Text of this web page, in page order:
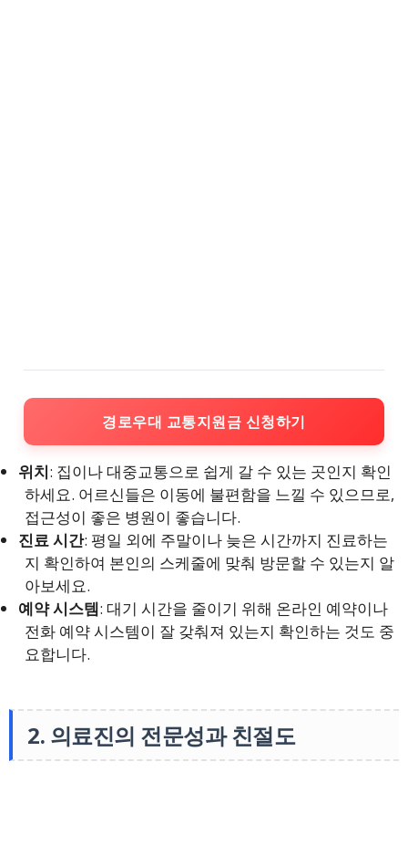
경로우대 교통지원금 신청하기
위치: 집이나 대중교통으로 쉽게 갈 수 있는 곳인지 확인
하세요. 어르신들은 이동에 불편함을 느낄 수 있으므로,
접근성이 좋은 병원이 좋습니다.
진료 시간: 평일 외에 주말이나 늦은 시간까지 진료하는
지 확인하여 본인의 스케줄에 맞춰 방문할 수 있는지 알
아보세요.
예약 시스템: 대기 시간을 줄이기 위해 온라인 예약이나
전화 예약 시스템이 잘 갖춰져 있는지 확인하는 것도 중
요합니다.
2. 의료진의 전문성과 친절도